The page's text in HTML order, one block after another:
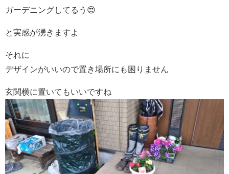
ガーデニングしてるう😍
と実感が湧きますよ
それに
デザインがいいので置き場所にも困りません
玄関横に置いてもいいですね